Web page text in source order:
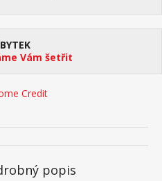
Vám šetřit
Credit
popis